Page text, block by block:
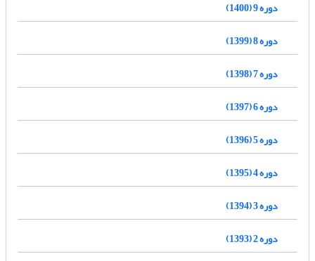
دوره 9 (1400)
دوره 8 (1399)
دوره 7 (1398)
دوره 6 (1397)
دوره 5 (1396)
دوره 4 (1395)
دوره 3 (1394)
دوره 2 (1393)